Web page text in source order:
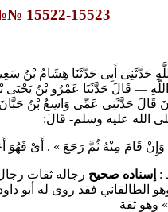
15522-15523
حَدَّثَنِى أَبِى حَدَّثَنَا هِشَامُ بْنُ
— قَالَ حَدَّثَنَا عَمْرُو بْنُ
قَالَ حَدَّثَنِى عَمِّى وَاسِعُ بْنُ
الله عليه وسلم- قَالَ:
قَامَ مِنْهُ ثُمَّ رَجَعَ » . أَىْ فَهُوَ
: إسناده صحيح رجاله ثقات
الطالقاني فقد روى له أبو
وهو ثقة